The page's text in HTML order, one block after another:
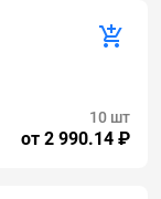
от 2 990.14 ₽
10 шт